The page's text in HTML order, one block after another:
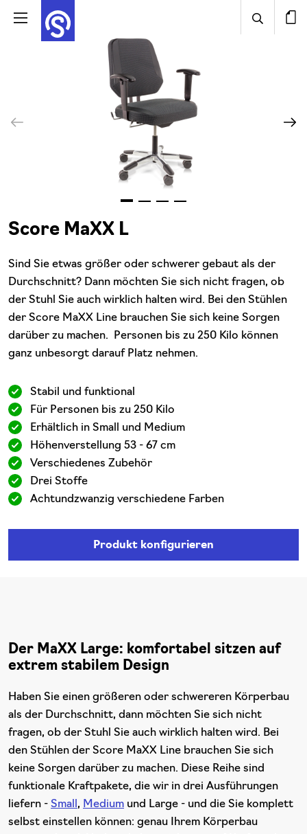
Score MaXX L
Sind Sie etwas größer oder schwerer gebaut als der
Durchschnitt? Dann möchten Sie sich nicht fragen, ob
der Stuhl Sie auch wirklich halten wird. Bei den Stühlen
der Score MaXX Line brauchen Sie sich keine Sorgen
darüber zu machen. Personen bis zu 250 Kilo können
ganz unbesorgt darauf Platz nehmen.
Stabil und funktional
Für Personen bis zu 250 Kilo
Erhältlich in Small und Medium
Höhenverstellung 53 - 67 cm
Verschiedenes Zubehör
Drei Stoffe
Achtundzwanzig verschiedene Farben
Produkt konfigurieren
Der MaXX Large: komfortabel sitzen auf
extrem stabilem Design
Haben Sie einen größeren oder schwereren Körperbau
als der Durchschnitt, dann möchten Sie sich nicht
fragen, ob der Stuhl Sie auch wirklich halten wird. Bei
den Stühlen der Score MaXX Line brauchen Sie sich
keine Sorgen darüber zu machen. Diese Reihe sind
funktionale Kraftpakete, die wir in drei Ausführungen
liefern - Small , Medium und Large - und die Sie komplett
selbst einstellen können: genau Ihrem Körperbau